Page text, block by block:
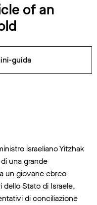
of an
guida
israeliano Yitzhak
una grande
un giovane ebreo
Stato di Israele,
di conciliazione